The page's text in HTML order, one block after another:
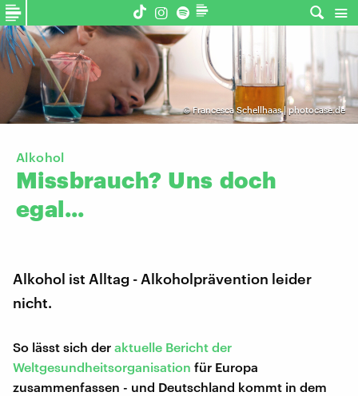
©Francesca Schellhaas | photocase.de
Alkohol
Missbrauch? Uns doch
egal...
Alkohol ist Alltag - Alkoholprävention leider
nicht.
So lässt sich der aktuelle Bericht der
Weltgesundheitsorganisation für Europa
zusammenfassen - und Deutschland kommt in dem